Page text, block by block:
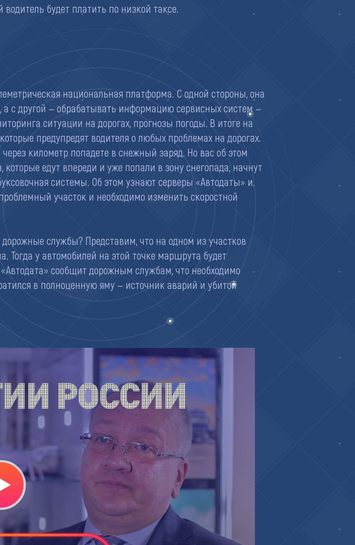
будет платить по низкой таксе.
национальная платформа. С одной стороны, она
с другой — обрабатывать информацию сервисных систем —
ситуации на дорогах, прогнозы погоды. В итоге на
предупредят водителя о любых проблемах на дорогах.
километр попадете в снежный заряд. Но вас об этом
едут впереди и уже попали в зону снегопада, начнут
системы. Об этом узнают серверы «Автодаты» и
участок и необходимо изменить скоростной
службы? Представим, что на одном из участков
Тогда у автомобилей на этой точке маршрута будет
сообщит дорожным службам, что необходимо
в полноценную яму — источник аварий и убитой